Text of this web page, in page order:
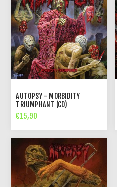
AUTOPSY - MORBIDITY
TRIUMPHANT (CD)
€15,90